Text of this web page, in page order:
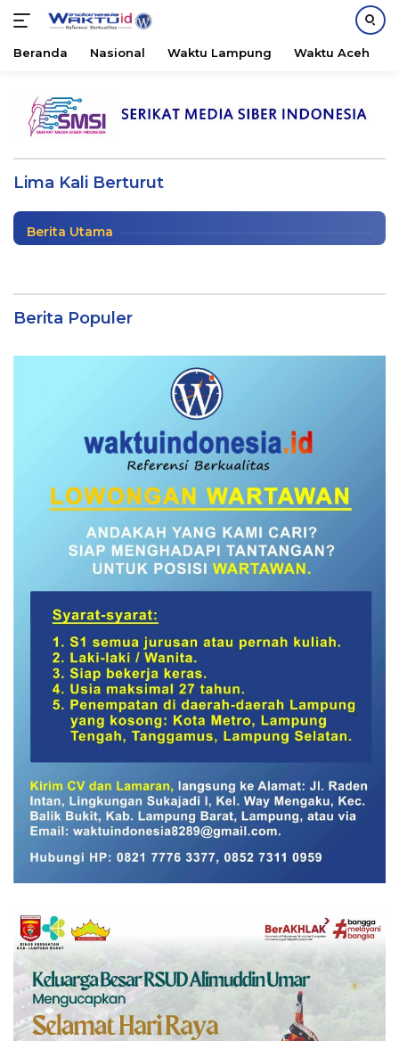
konten
Beranda Nasional Waktu Lampung Waktu Aceh
Lima Kali Berturut
5 Kali Berturut Meraih Opini WTP
Waktu Lampung|30 April 2021
Berita Utama
Berita Populer